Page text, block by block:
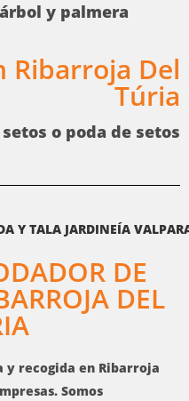
y palmera
Ribarroja Del
Túria
o poda de setos
DE
DEL
y recogida en Ribarroja
Somos